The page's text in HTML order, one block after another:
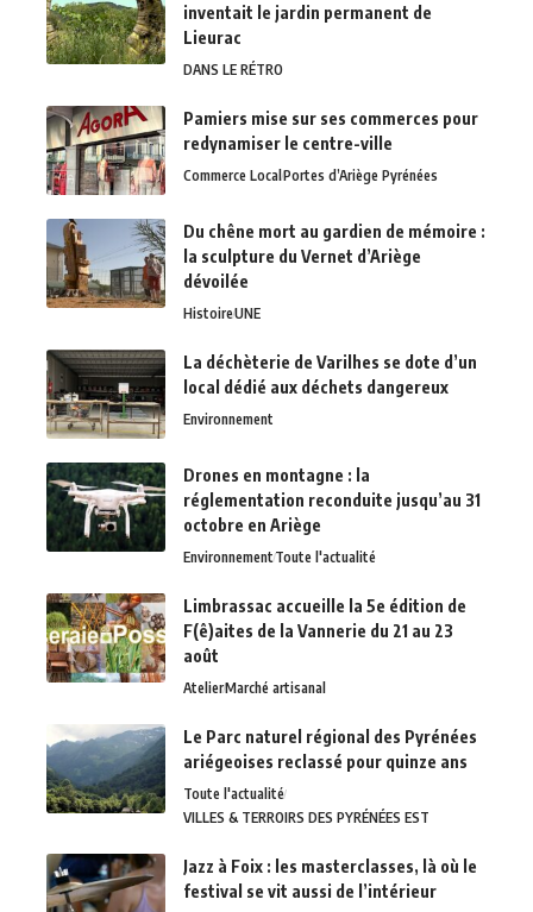
inventait le jardin permanent de
Lieurac
DANS LE RÉTRO
Pamiers mise sur ses commerces pour
redynamiser le centre-ville
Commerce Local Portes d’Ariège Pyrénées
Du chêne mort au gardien de mémoire :
la sculpture du Vernet d’Ariège
dévoilée
HistoireUNE
La déchèterie de Varilhes se dote d’un
local dédié aux déchets dangereux
Environnement
Drones en montagne : la
réglementation reconduite jusqu’au 31
octobre en Ariège
EnvironnementToute l'actualité
Limbrassac accueille la 5e édition de
F(ê)aites de la Vannerie du 21 au 23
août
AtelierMarché artisanal
Le Parc naturel régional des Pyrénées
ariégeoises reclassé pour quinze ans
Toute l'actualité
VILLES & TERROIRS DES PYRÉNÉES EST
Jazz à Foix : les masterclasses, là où le
festival se vit aussi de l’intérieur